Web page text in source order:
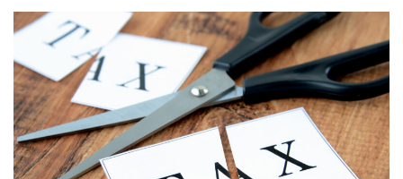
[受付時間]10:00〜18:00 [定休日]毎週水曜、第1・3火曜